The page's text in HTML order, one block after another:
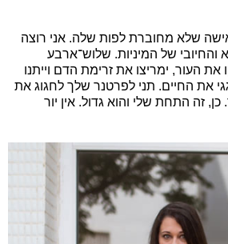
שלא מחוברת לפות שלה. אני רוצה
והחיובי של המיניות. שלוש־ארבע
את העור, ימריצו את זרימת הדם וייתנו
את החיים. תני לפרטנר שלך לחגוג את
זה התחת שלי והוא גדול. אין יור